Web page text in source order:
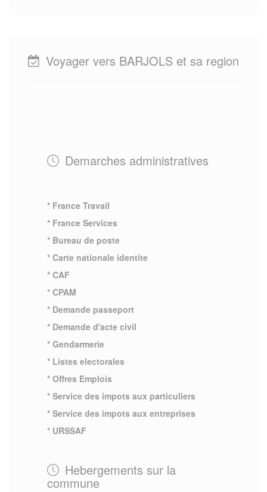
Voyager vers BARJOLS et sa region
Demarches administratives
* France Travail
* France Services
* Bureau de poste
* Carte nationale identite
* CAF
* CPAM
* Demande passeport
* Demande d'acte civil
* Gendarmerie
* Listes electorales
* Offres Emplois
* Service des impots aux particuliers
* Service des impots aux entreprises
* URSSAF
Hebergements sur la
commune